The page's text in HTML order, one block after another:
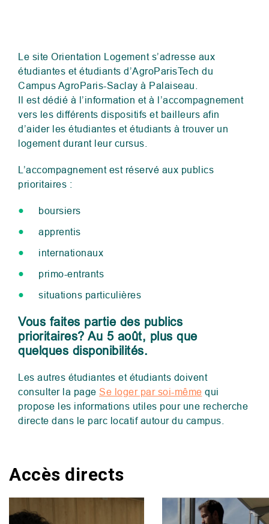
Le site Orientation Logement s’adresse aux
étudiantes et étudiants d’AgroParisTech du
Campus AgroParis-Saclay à Palaiseau.
Il est dédié à l’information et à l’accompagnement
vers les différents dispositifs et bailleurs afin
d’aider les étudiantes et étudiants à trouver un
logement durant leur cursus.
L’accompagnement est réservé aux publics
prioritaires :
boursiers
apprentis
internationaux
primo-entrants
situations particulières
Vous faites partie des publics
prioritaires? Au 5 août, plus que
quelques disponibilités.
Les autres étudiantes et étudiants doivent
consulter la page Se loger par soi-même qui
propose les informations utiles pour une recherche
directe dans le parc locatif autour du campus.
Accès directs